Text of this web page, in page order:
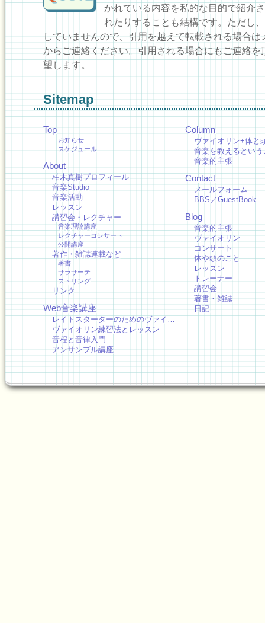
かれている内容を私的な目的で紹介
れたりすることも結構です。ただし
していませんので、引用を越えて転載される場合は
からご連絡ください。引用される場合にもご連絡を
望します。
Sitemap
Top
お知らせ
スケジュール
About
柏木真樹プロフィール
音楽Studio
音楽活動
レッスン
講習会・レクチャー
音楽理論講座
レクチャーコンサート
公開講座
著作・雑誌連載など
著書
サラサーテ
ストリング
リンク
Web音楽講座
レイトスターターのためのヴァイ…
ヴァイオリン練習法とレッスン
音程と音律入門
アンサンブル講座
Column
ヴァイオリン+体と
音楽を教えるという
音楽的主張
Contact
メールフォーム
BBS／GuestBook
Blog
音楽的主張
ヴァイオリン
コンサート
体や頭のこと
レッスン
トレーナー
講習会
著書・雑誌
日記